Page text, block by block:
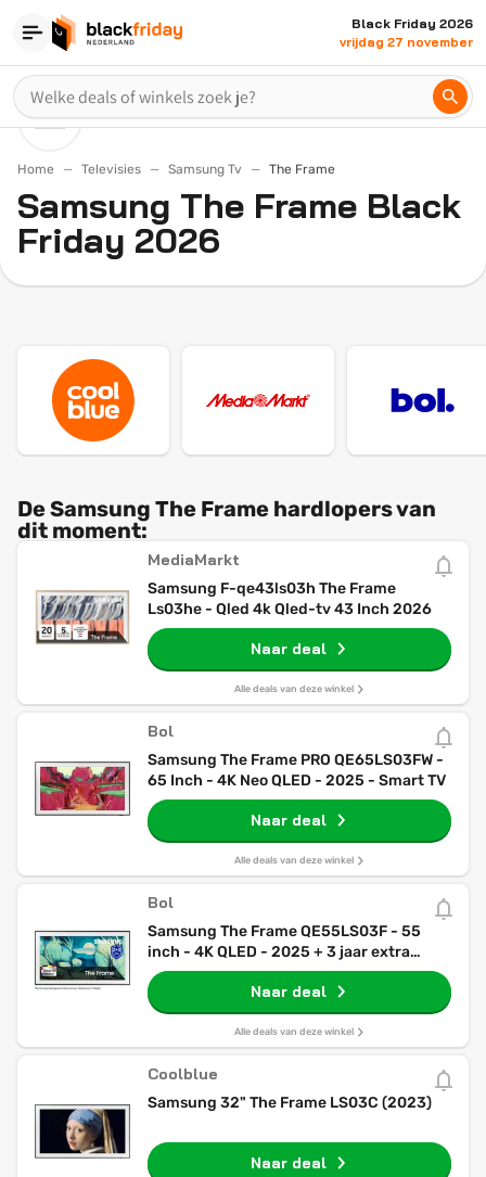
Black Friday 2026
vrijdag 27 november
Home Televisies Samsung Tv The Frame
Samsung The Frame Black
Friday 2026
De Samsung The Frame hardlopers van
dit moment:
MediaMarkt
Samsung F-qe43ls03h The Frame
Ls03he - Qled 4k Qled-tv 43 Inch 2026
Naar deal
Alle deals van deze winkel
Bol
Samsung The Frame PRO QE65LS03FW -
65 Inch - 4K Neo QLED - 2025 - Smart TV
Naar deal
Alle deals van deze winkel
Bol
Samsung The Frame QE55LS03F - 55
inch - 4K QLED - 2025 + 3 jaar extra
garantie - Smart TV
Naar deal
Alle deals van deze winkel
Coolblue
Samsung 32" The Frame LS03C (2023)
Naar deal